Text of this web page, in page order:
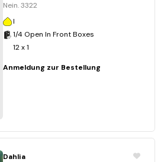
Nein. 3322
I
1/4 Open In Front Boxes
12 x 1
Anmeldung zur Bestellung
Dahlia